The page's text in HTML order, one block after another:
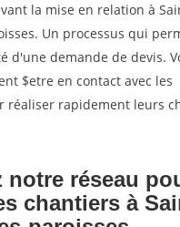
la mise en relation à
Un processus qui
d'une demande de devis.
$etre en contact avec les
réaliser rapidement leurs
notre réseau
chantiers à